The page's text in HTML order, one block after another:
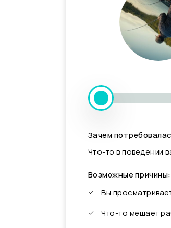
Зачем
Что-то в поведении
Возможные причины:
Вы
Что-то мешает